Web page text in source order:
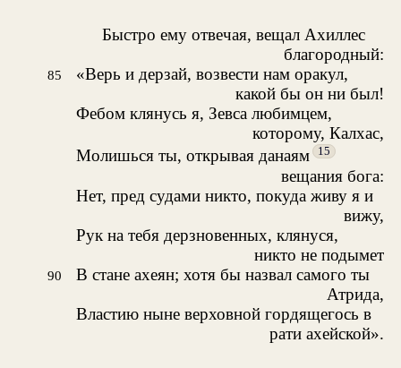
Быстро ему отвечая, вещал Ахиллес
благородный:
85
«Верь и дерзай, возвести нам оракул,
какой бы он ни был!
Фебом клянусь я, Зевса любимцем,
которому, Калхас,
Молишься ты, открывая данаям
15
вещания бога:
Нет, пред судами никто, покуда живу я и
вижу,
Рук на тебя дерзновенных, клянуся,
никто не подымет
90
В стане ахеян; хотя бы назвал самого ты
Атрида,
Властию ныне верховной гордящегось в
рати ахейской».